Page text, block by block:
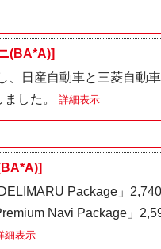
(BA*A)]
、日産自動車と三菱自動
した。 詳細表示
Package」
Navi Package」
細表示